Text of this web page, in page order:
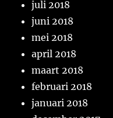
juli 2018
juni 2018
mei 2018
april 2018
maart 2018
februari 2018
januari 2018